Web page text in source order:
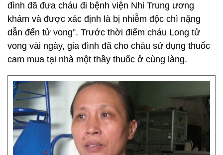
đình đã đưa cháu đi bệnh viện Nhi Trung ương
khám và được xác định là bị nhiễm độc chì nặng
dẫn đến tử vong”. Trước thời điểm cháu Long tử
vong vài ngày, gia đình đã cho cháu sử dụng thuốc
cam mua tại nhà một thầy thuốc ở cùng làng.